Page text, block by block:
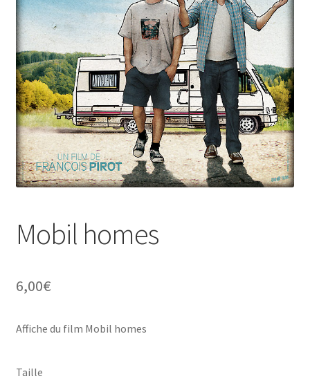
Mobil homes
6,00€
Affiche du film Mobil homes
Taille